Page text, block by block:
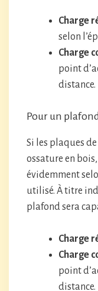
Charge
selon
Charge
point
distance.
Pour un
Si les plaques
ossature en
évidemment
utilisé. À titre
plafond sera
Charge
Charge
point
distance.